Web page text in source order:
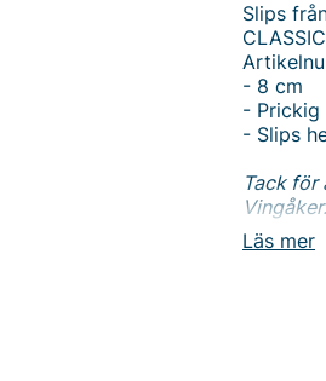
Läs mer
Slips
- 8 cm
- Prickig
- Slips
Tack för
Vingåker.